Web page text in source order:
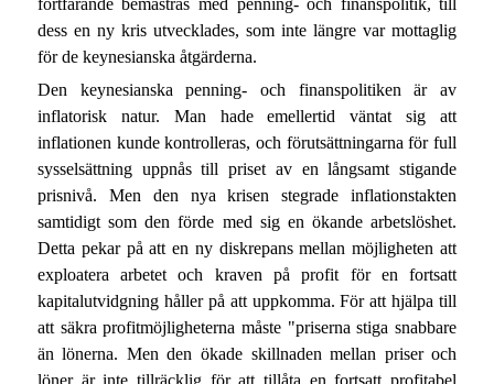
fortfarande bemästras med penning- och finanspolitik, till
dess en ny kris utvecklades, som inte längre var mottaglig
för de keynesianska åtgärderna.
Den keynesianska penning- och finanspolitiken är av
inflatorisk natur. Man hade emellertid väntat sig att
inflationen kunde kontrolleras, och förutsättningarna för full
sysselsättning uppnås till priset av en långsamt stigande
prisnivå. Men den nya krisen stegrade inflationstakten
samtidigt som den förde med sig en ökande arbetslöshet.
Detta pekar på att en ny diskrepans mellan möjligheten att
exploatera arbetet och kraven på profit för en fortsatt
kapitalutvidgning håller på att uppkomma. För att hjälpa till
att säkra profitmöjligheterna måste "priserna stiga snabbare
än lönerna. Men den ökade skillnaden mellan priser och
löner är inte tillräcklig för att tillåta en fortsatt profitabel